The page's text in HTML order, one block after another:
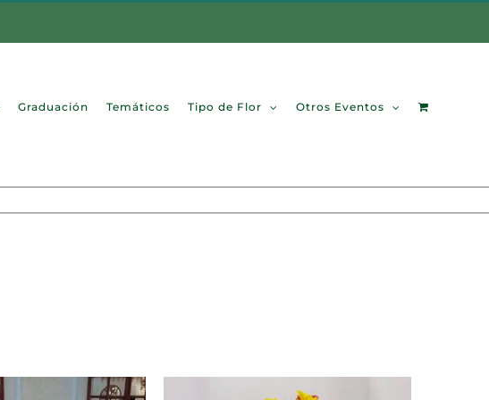
Graduación Temáticos Tipo de Flor Otros Eventos